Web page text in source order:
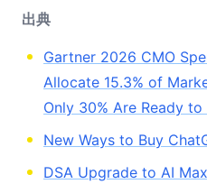
出典
Gartner 2026 CMO
Allocate 15.3% of
Only 30% Are Ready
New Ways to Buy
DSA Upgrade to AI